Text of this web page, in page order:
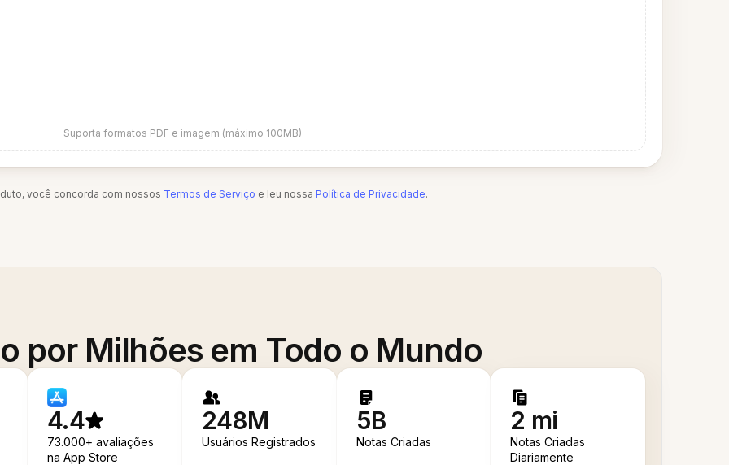
Suporta formatos PDF e imagem (máximo 100MB)
você concorda com nossos Termos de Serviço e leu nossa Política de Privacidade.
por Milhões em Todo o Mundo
4.4
73.000+ avaliações
na App Store
248M
Usuários Registrados
5B
Notas Criadas
2 mi
Notas Criadas
Diariamente